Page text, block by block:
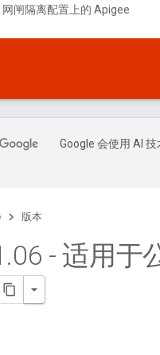
网闸隔离配置上的 Apigee
Google 会使用 AI
版本
.06 - 适用于